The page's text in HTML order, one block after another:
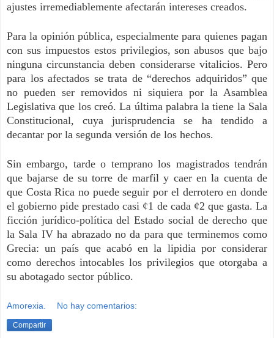
ajustes irremediablemente afectarán intereses creados.
Para la opinión pública, especialmente para quienes pagan
con sus impuestos estos privilegios, son abusos que bajo
ninguna circunstancia deben considerarse vitalicios. Pero
para los afectados se trata de “derechos adquiridos” que
no pueden ser removidos ni siquiera por la Asamblea
Legislativa que los creó. La última palabra la tiene la Sala
Constitucional, cuya jurisprudencia se ha tendido a
decantar por la segunda versión de los hechos.
Sin embargo, tarde o temprano los magistrados tendrán
que bajarse de su torre de marfil y caer en la cuenta de
que Costa Rica no puede seguir por el derrotero en donde
el gobierno pide prestado casi ¢1 de cada ¢2 que gasta. La
ficción jurídico-política del Estado social de derecho que
la Sala IV ha abrazado no da para que terminemos como
Grecia: un país que acabó en la lipidia por considerar
como derechos intocables los privilegios que otorgaba a
su abotagado sector público.
Amorexia. No hay comentarios:
Compartir